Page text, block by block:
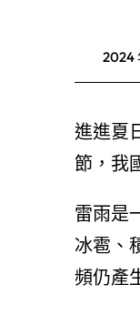
2024
進進夏
節，我
雷雨是
冰雹、
頻仍產